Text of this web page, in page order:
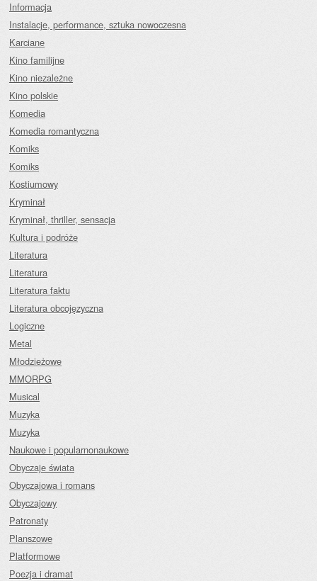
Informacja
Instalacje, performance, sztuka nowoczesna
Karciane
Kino familijne
Kino niezależne
Kino polskie
Komedia
Komedia romantyczna
Komiks
Komiks
Kostiumowy
Kryminał
Kryminał, thriller, sensacja
Kultura i podróże
Literatura
Literatura
Literatura faktu
Literatura obcojęzyczna
Logiczne
Metal
Młodzieżowe
MMORPG
Musical
Muzyka
Muzyka
Naukowe i popularnonaukowe
Obyczaje świata
Obyczajowa i romans
Obyczajowy
Patronaty
Planszowe
Platformowe
Poezja i dramat